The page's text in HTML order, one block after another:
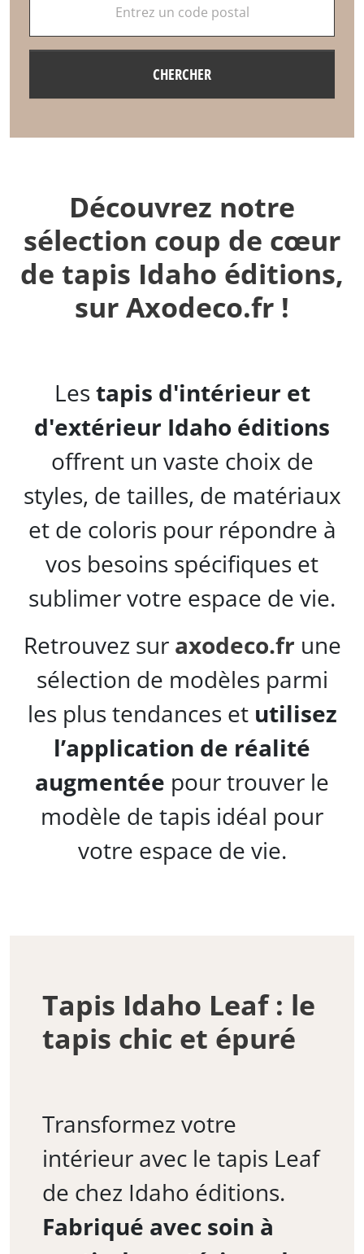
CHERCHER
Découvrez notre
sélection coup de cœur
de tapis Idaho éditions,
sur Axodeco.fr !
Les tapis d'intérieur et
d'extérieur Idaho éditions
offrent un vaste choix de
styles, de tailles, de matériaux
et de coloris pour répondre à
vos besoins spécifiques et
sublimer votre espace de vie.
Retrouvez sur axodeco.fr une
sélection de modèles parmi
les plus tendances et utilisez
l’application de réalité
augmentée pour trouver le
modèle de tapis idéal pour
votre espace de vie.
Tapis Idaho Leaf : le
tapis chic et épuré
Transformez votre
intérieur avec le tapis Leaf
de chez Idaho éditions.
Fabriqué avec soin à